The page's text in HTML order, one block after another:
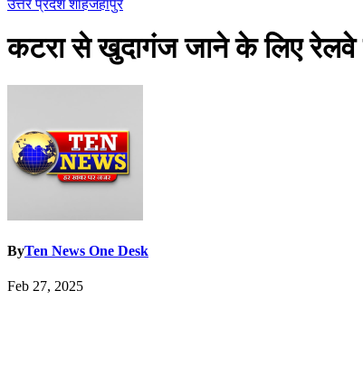
उत्तर प्रदेशशाहजहांपुर
कटरा से खुदागंज जाने के लिए रेलवे
ByTen News One Desk
Feb 27, 2025